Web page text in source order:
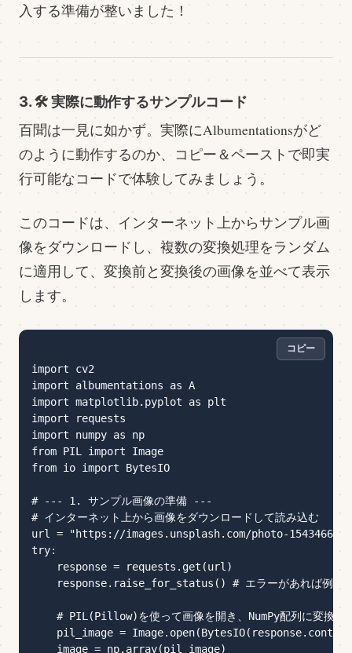
入する準備が整いました！
3. 🛠️ 実際に動作するサンプルコード
百聞は一見に如かず。実際にAlbumentationsがど
のように動作するのか、コピー＆ペーストで即実
行可能なコードで体験してみましょう。
このコードは、インターネット上からサンプル画
像をダウンロードし、複数の変換処理をランダム
に適用して、変換前と変換後の画像を並べて表示
します。
コピー
import cv2
import albumentations as A
import matplotlib.pyplot as plt
import requests
import numpy as np
from PIL import Image
from io import BytesIO
# --- 1. サンプル画像の準備 ---
# インターネット上から画像をダウンロードして読み込む
url = "https://images.unsplash.com/photo-1543466835-
try:
    response = requests.get(url)
response.raise_for_status() # エラーがあれば例外
    # PIL(Pillow)を使って画像を開き、NumPy配列に変換
pil_image =
    image = np.array(pil_image)